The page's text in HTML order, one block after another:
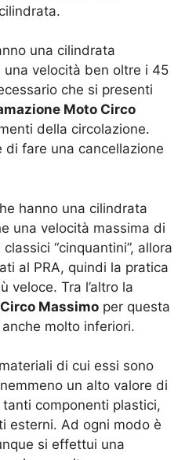
una cilindrata
una velocità ben oltre i 45
che si presenti
Moto Circo
della circolazione.
di fare una cancellazione
hanno una cilindrata
una velocità massima di
“cinquantini”, allora
al PRA, quindi la pratica
veloce. Tra l’altro la
Massimo per questa
molto inferiori.
di cui essi sono
un alto valore di
componenti plastici,
esterni. Ad ogni modo è
si effettui una